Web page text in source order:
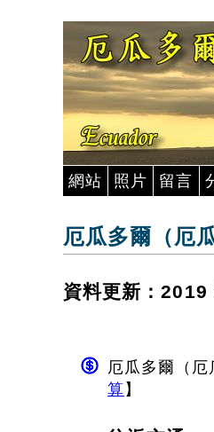
網站 照片 留言
厄瓜多爾（厄
資料更新：2019
厄瓜多爾（
算 】